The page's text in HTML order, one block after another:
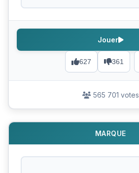
627 361
Jouer
565 701 votes
MARQUE